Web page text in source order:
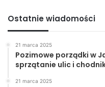
Ostatnie wiadomości
21 marca 2025
Pozimowe porządki w
sprzątanie ulic i
21 marca 2025